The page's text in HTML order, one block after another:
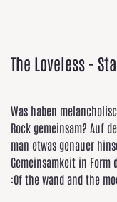
The Loveless -
Was haben
Rock gemeinsam? Auf
man etwas genauer
Gemeinsamkeit in Form
:Of the wand and the